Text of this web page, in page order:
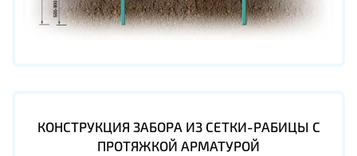
КОНСТРУКЦИЯ ЗАБОРА ИЗ СЕТКИ-РАБИЦЫ С
ПРОТЯЖКОЙ АРМАТУРОЙ